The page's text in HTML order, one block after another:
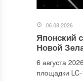
06.08.2026
Японский
Новой
6 августа
площадки